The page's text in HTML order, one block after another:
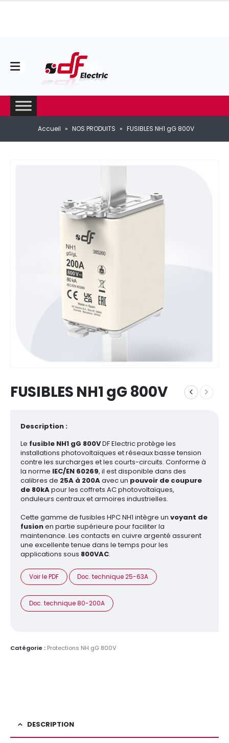
Accueil » NOS PRODUITS » FUSIBLES NH1 gG 800V
FUSIBLES NH1 gG 800V
Description :
Le fusible NH1 gG 800VDF Electric protège les
installations photovoltaïques et réseaux basse tension
contre les surcharges et les courts-circuits. Conforme à
la norme IEC/EN 60269, il est disponible dans des
calibres de 25A à 200Aavec un pouvoir de coupure
de 80kApour les coffrets AC photovoltaïques,
onduleurs centraux et armoires industrielles.
Cette gamme de fusibles HPC NH1 intègre un voyant de
fusionen partie supérieure pour faciliter la
maintenance. Les contacts en cuivre argenté assurent
une excellente tenue dans le temps pour les
applications sous 800VAC.
Voir le PDF Doc. technique 25-63A
Doc. technique 80-200A
Catégorie : Protections NH gG 800V
DESCRIPTION